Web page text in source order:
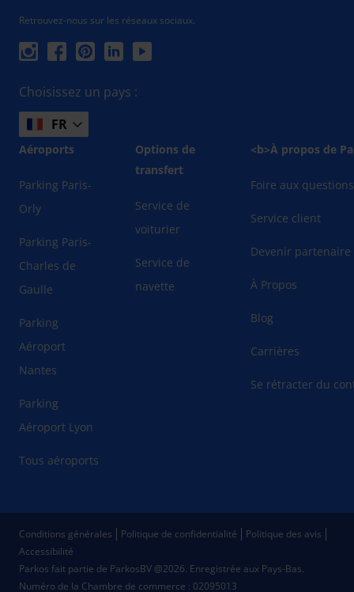
Retrouvez-nous sur les réseaux sociaux.
Choisissez un pays :
FR
Aéroports
Parking Paris-
Orly
Parking Paris-
Charles de
Gaulle
Parking
Aéroport
Nantes
Parking
Aéroport Lyon
Tous aéroports
Options de
transfert
Service de
voiturier
Service de
navette
<b>À propos de
Foire aux questions
Service client
Devenir partenaire
À Propos
Blog
Carrières
Se rétracter du
Parkos fait partie de ParkosBV @2026. Enregistrée aux Pays-Bas.
Numéro de la Chambre de commerce : 02095013
Conditions générales Politique de confidentialité
Politique des avis
Accessibilité